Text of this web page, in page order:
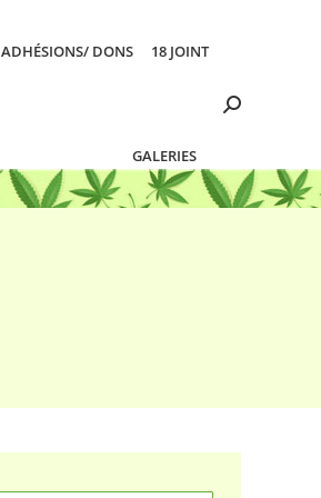
ADHÉSIONS/ DONS 18 JOINT
GALERIES
Search: